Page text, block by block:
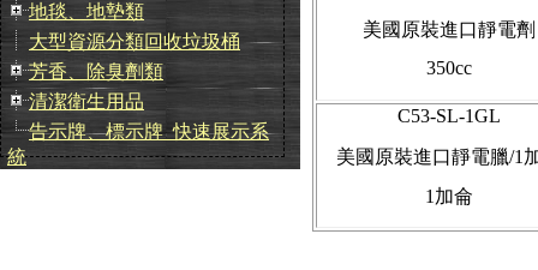
地毯、地墊類
大型資源分類回收垃圾桶
芳香、除臭劑類
清潔衛生用品
告示牌、標示牌_快速展示系
統
美國原裝進口靜電劑
350cc
C53-SL-1GL
美國原裝進口靜電臘/1
1加侖